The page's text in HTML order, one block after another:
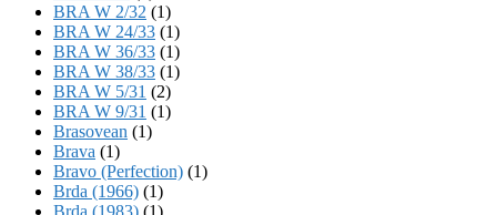
BRA W 2/32 (1)
BRA W 24/33 (1)
BRA W 36/33 (1)
BRA W 38/33 (1)
BRA W 5/31 (2)
BRA W 9/31 (1)
Brasovean (1)
Brava (1)
Bravo (Perfection) (1)
Brda (1966) (1)
Brda (1983) (1)